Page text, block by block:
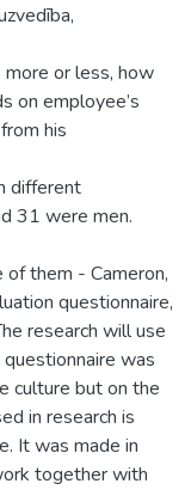
or less, how
on employee’s
his
different
31 were men.
of them - Cameron,
questionnaire,
research will use
was
culture but on the
in research is
It was made in
together with